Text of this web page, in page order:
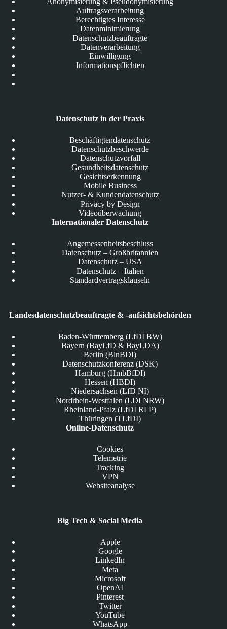
Auftragsverarbeitung
Berechtigtes Interesse
Datenminimierung
Datenschutzbeauftragte
Datenverarbeitung
Einwilligung
Informationspflichten
Datenschutz in der Praxis
Beschäftigtendatenschutz
Datenschutzbeschwerde
Datenschutzvorfall
Gesundheitsdatenschutz
Gesichtserkennung
Mobile Business
Nutzer- & Kundendatenschutz
Privacy by Design
Videoüberwachung
Internationaler Datenschutz
Angemessenheitsbeschluss
Datenschutz – Großbritannien
Datenschutz – USA
Datenschutz – Italien
Standardvertragsklauseln
Landesdatenschutzbeauftragte & -aufsichtsbehörden
Baden-Württemberg (LfDI BW)
Bayern (BayLfD & BayLDA)
Berlin (BlnBDI)
Datenschutzkonferenz (DSK)
Hamburg (HmbBfDI)
Hessen (HBDI)
Niedersachsen (LfD NI)
Nordrhein-Westfalen (LDI NRW)
Rheinland-Pfalz (LfDI RLP)
Thüringen (TLfDI)
Online-Datenschutz
Cookies
Telemetrie
Tracking
VPN
Websiteanalyse
Big Tech & Social Media
Apple
Google
LinkedIn
Meta
Microsoft
OpenAI
Pinterest
Twitter
YouTube
WhatsApp